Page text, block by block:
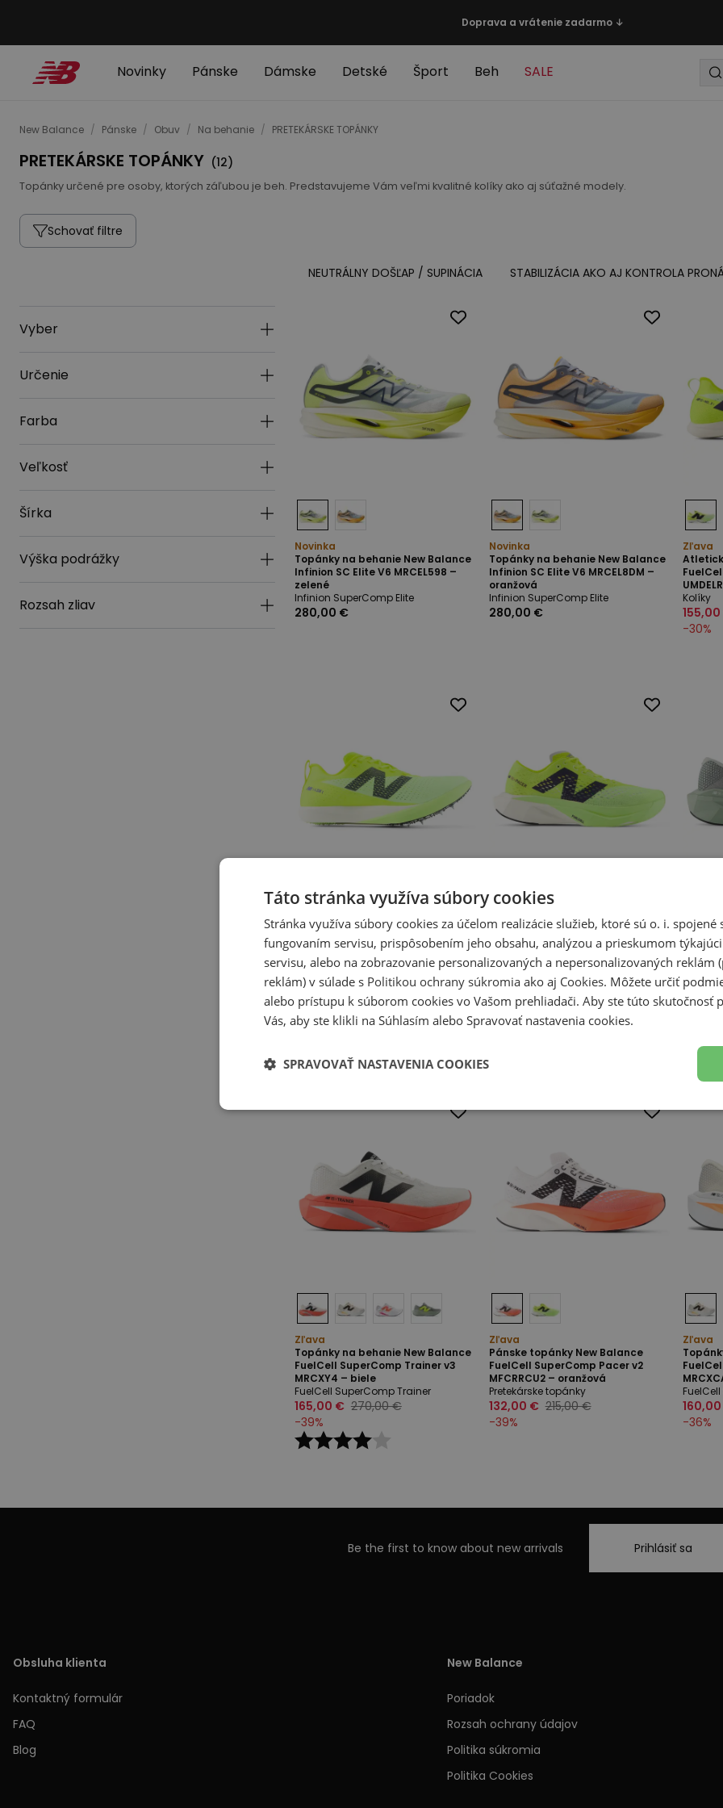
Doprava a vrátenie zadarmo ↓
Novinky Pánske Dámske Detské Šport Beh SALE
New Balance / Pánske / Obuv / Na behanie / PRETEKÁRSKE TOPÁNKY
PRETEKÁRSKE TOPÁNKY (12)
Topánky určené pre osoby, ktorých záľubou je beh. Predstavujeme Vám veľmi kvalitné kolíky ako aj súťažné modely.
Schovať filtre
Vyber
Určenie
Farba
Veľkosť
Šírka
Výška podrážky
Rozsah zliav
NEUTRÁLNY DOŠĽAP / SUPINÁCIA STABILIZÁCIA AKO AJ KONTROLA
Novinka
Topánky na behanie New Balance
Infinion SC Elite V6 MRCEL598 –
zelené
Infinion SuperComp Elite
280,00 €
Novinka
Topánky na behanie New Balance
Infinion SC Elite V6 MRCEL8DM –
oranžová
Infinion SuperComp Elite
280,00 €
Zľava
Kolíky
-30%
Zľava
Atletické špice New Balance
FuelCell SuperComp LD-X v3
UELRL8HK - zelené
Kolíky
160,00 € 220,00 €
-27%
Pánske topánky New Balance
FuelCell SuperComp Pacer v2
MFCRR16D – zelené
Pretekárske topánky
145,00 € 200,00 €
-28%
Zľava
Zľava
Topánky na behanie New Balance
FuelCell SuperComp Trainer v3
MRCXY4 – biele
FuelCell SuperComp Trainer
165,00 € 270,00 €
-39%
Zľava
Pánske topánky New Balance
FuelCell SuperComp Pacer v2
MFCRRCU2 – oranžová
Pretekárske topánky
132,00 € 215,00 €
-39%
Zľava
-36%
Be the first to know about new arrivals Prihlásiť sa
Obsluha klienta
Kontaktný formulár
FAQ
Blog
New Balance
Poriadok
Rozsah ochrany údajov
Politika súkromia
Politika Cookies
Táto stránka využíva súbory cookies
Stránka využíva súbory cookies za účelom realizácie služieb, ktoré sú o. i. spojené
fungovaním servisu, prispôsobením jeho obsahu, analýzou a prieskumom
servisu, alebo na zobrazovanie personalizovaných a nepersonalizovaných reklám
reklám) v súlade s Politikou ochrany súkromia ako aj Cookies. Môžete určiť
alebo prístupu k súborom cookies vo Vašom prehliadači. Aby ste túto skutočnosť
Vás, aby ste klikli na Súhlasím alebo Spravovať nastavenia cookies.
SPRAVOVAŤ NASTAVENIA COOKIES